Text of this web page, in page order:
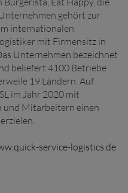
gehört zur
internationalen
mit Firmensitz in
Unternehmen bezeichnet
beliefert 4100 Betriebe
19 Ländern. Auf
im Jahr 2020 mit
und Mitarbeitern einen
service-logistics.de